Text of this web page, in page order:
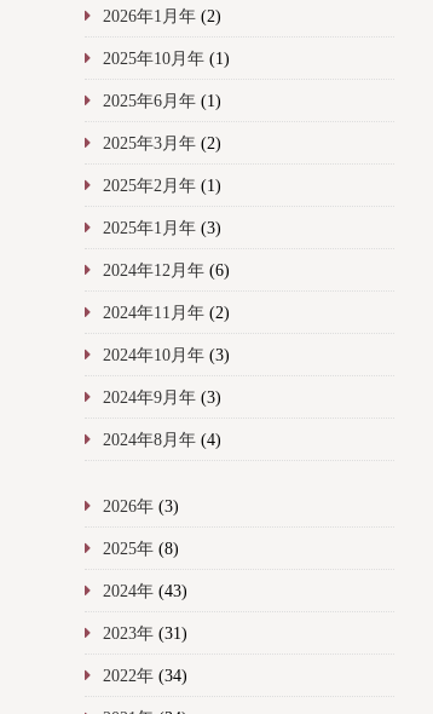
2026年1月年(2)
2025年10月年(1)
2025年6月年(1)
2025年3月年(2)
2025年2月年(1)
2025年1月年(3)
2024年12月年(6)
2024年11月年(2)
2024年10月年(3)
2024年9月年(3)
2024年8月年(4)
2026年(3)
2025年(8)
2024年(43)
2023年(31)
2022年(34)